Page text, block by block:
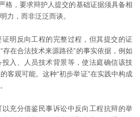
格，要求辩护人提交的基础证据须具备相
力，而非泛泛而谈。
明反向工程的完整过程，但其提交的证
在合法技术来源路径”的事实依据，例如
入、人员技术背景等，使法庭确信该技
客观可能。这种“初步举证”在实践中构成
充分借鉴民事诉讼中反向工程抗辩的举